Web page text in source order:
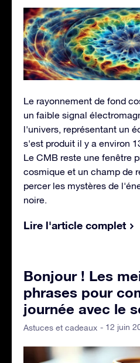
Le rayonnement de fond
un faible signal
l'univers, représentant un
s'est produit il y a environ
Le CMB reste une fenêtre
cosmique et un champ de
percer les mystères de
noire.
Lire l'article complet
Bonjour ! Les
phrases pour
journée avec le
Astuces et cadeaux - 12 juin